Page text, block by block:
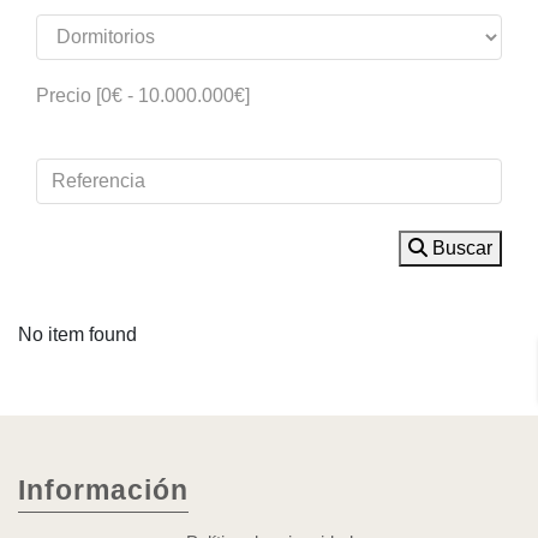
Precio [0€ - 10.000.000€]
Buscar
No item found
Información